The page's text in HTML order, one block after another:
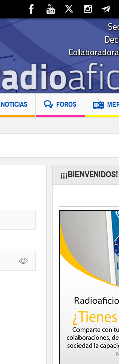
NOTICIAS FOROS